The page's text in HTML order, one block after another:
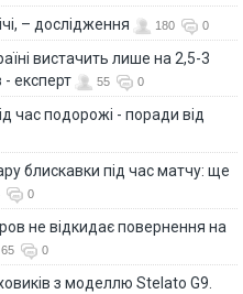
– дослідження 180 0
вистачить лише на 2,5-3
- експерт
55 0
час подорожі - поради від
блискавки під час матчу: ще
0
не відкидає повернення на
65 0
з моделлю Stelato G9.